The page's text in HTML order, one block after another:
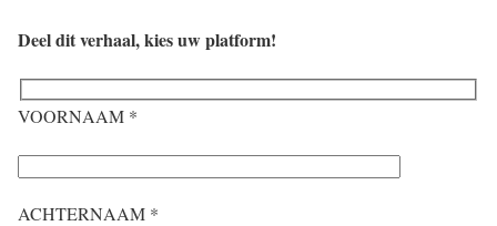
Deel dit verhaal, kies uw platform!
VOORNAAM *
ACHTERNAAM *